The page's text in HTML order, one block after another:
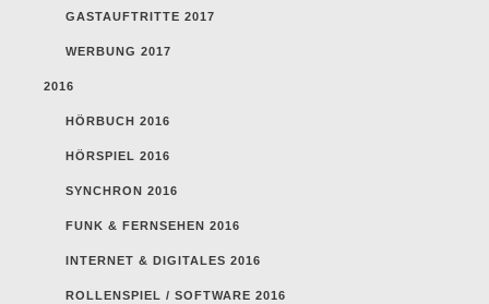
GASTAUFTRITTE 2017
WERBUNG 2017
2016
HÖRBUCH 2016
HÖRSPIEL 2016
SYNCHRON 2016
FUNK & FERNSEHEN 2016
INTERNET & DIGITALES 2016
ROLLENSPIEL / SOFTWARE 2016